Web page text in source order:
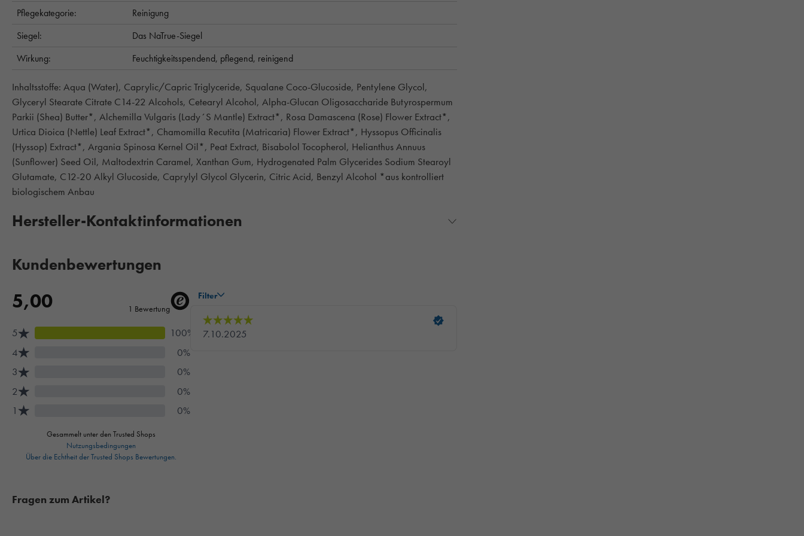
Pflegekategorie:
Reinigung
Siegel:
Das NaTrue-Siegel
Wirkung:
Feuchtigkeitsspendend, pflegend, reinigend
Inhaltsstoffe: Aqua (Water), Caprylic/Capric Triglyceride, Squalane Coco-Glucoside, Pentylene Glycol,
Glyceryl Stearate Citrate C14-22 Alcohols, Cetearyl Alcohol, Alpha-Glucan Oligosaccharide Butyrospermum
Parkii (Shea) Butter*, Alchemilla Vulgaris (Lady´S Mantle) Extract*, Rosa Damascena (Rose) Flower Extract*,
Urtica Dioica (Nettle) Leaf Extract*, Chamomilla Recutita (Matricaria) Flower Extract*, Hyssopus Officinalis
(Hyssop) Extract*, Argania Spinosa Kernel Oil*, Peat Extract, Bisabolol Tocopherol, Helianthus Annuus
(Sunflower) Seed Oil, Maltodextrin Caramel, Xanthan Gum, Hydrogenated Palm Glycerides Sodium Stearoyl
Glutamate, C12-20 Alkyl Glucoside, Caprylyl Glycol Glycerin, Citric Acid, Benzyl Alcohol *aus kontrolliert
biologischem Anbau
Hersteller-Kontaktinformationen
Kundenbewertungen
Fragen zum Artikel?